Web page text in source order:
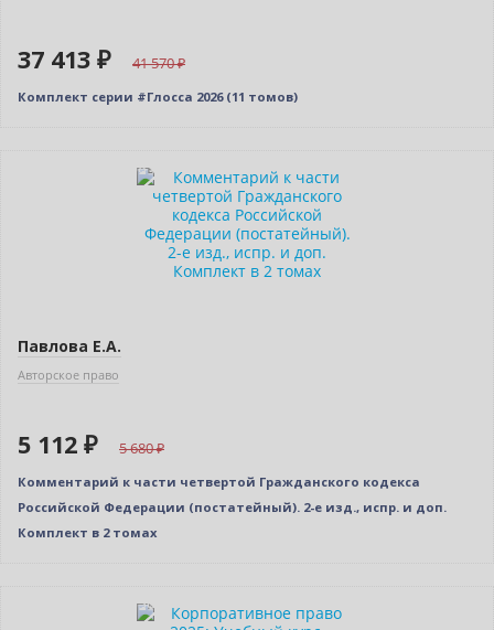
37 413 ₽ 41 570
Комплект серии #Глосса 2026 (11 томов)
–10% (скидка 568 ₽)
Павлова Е.А.
Авторское право
5 112 ₽ 5 680
Комментарий к части четвертой Гражданского кодекса
Российской Федерации (постатейный). 2-е изд., испр. и доп.
Комплект в 2 томах
–10% (скидка 1350 ₽)